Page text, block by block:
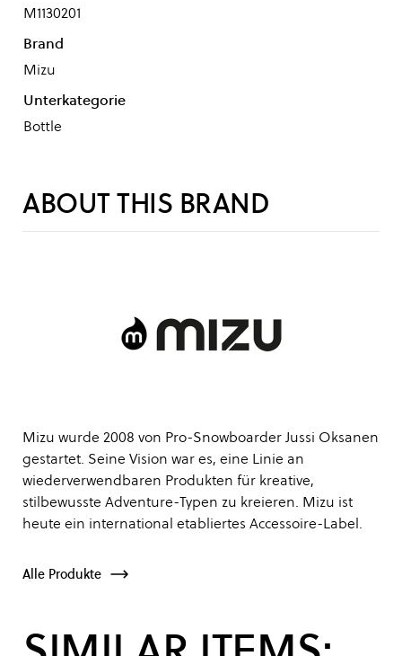
M1130201
Brand
Mizu
Unterkategorie
Bottle
ABOUT THIS BRAND
Mizu wurde 2008 von Pro-Snowboarder Jussi Oksanen
gestartet. Seine Vision war es, eine Linie an
wiederverwendbaren Produkten für kreative,
stilbewusste Adventure-Typen zu kreieren. Mizu ist
heute ein international etabliertes Accessoire-Label.
Alle Produkte